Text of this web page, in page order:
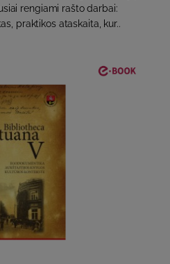
rengiami rašto darbai:
praktikos ataskaita, kur..